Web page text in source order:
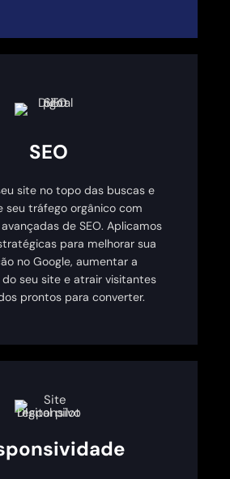
SEO
site no topo das buscas e
seu tráfego orgânico com
de SEO. Aplicamos
para melhorar sua
no Google, aumentar a
seu site e atrair visitantes
prontos para converter.